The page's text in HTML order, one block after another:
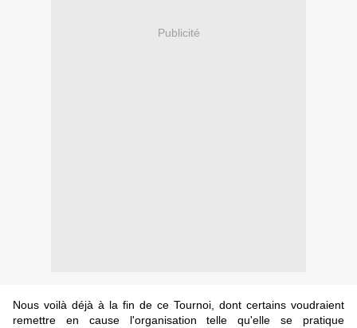
Publicité
Nous voilà déjà à la fin de ce Tournoi, dont certains voudraient
remettre en cause l'organisation telle qu'elle se pratique